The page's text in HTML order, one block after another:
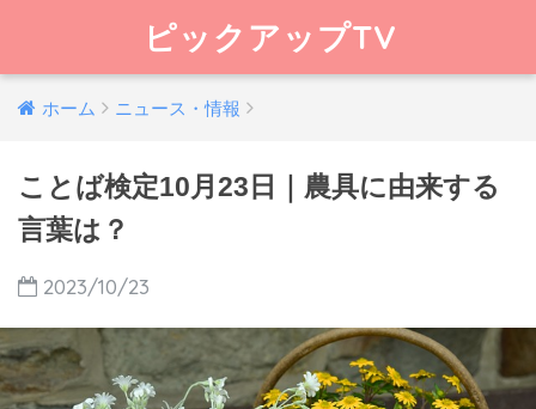
ピックアップTV
ホーム ニュース・情報
ことば検定10月23日｜農具に由来する
言葉は？
2023/10/23